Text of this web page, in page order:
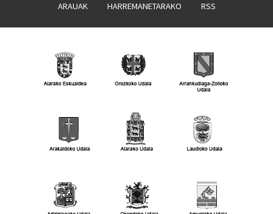
ARAUAK HARREMANETARAKO RSS